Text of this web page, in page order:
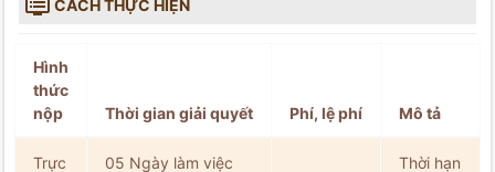
CÁCH THỰC HIỆN
Hình
thức
nộp
Thời gian giải quyết Phí, lệ phí Mô tả
Trực
05 Ngày làm việc
Thời hạn